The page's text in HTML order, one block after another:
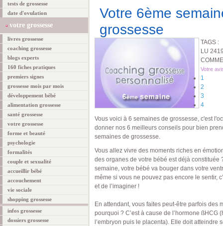
tests de grossesse
date d'ovulation
votre grossesse
livres grossesse
coaching grossesse
blogs experts
160 fiches pratiques
premiers signes
grossesse mois par mois
développement bébé
alimentation grossesse
santé grossesse
votre grossesse
forme et beauté
psychologie
formalités
couple et sexualité
accueillir bébé
accouchement
vie sociale
shopping grossesse
infos grossesse
dossiers grossesse
Votre 6ème
grossesse
TAGS :
LU
Votre
1
2
3
4
Vous voici à 6 semaines de grossesse, c'est
donner nos 6 meilleurs conseils pour bien
semaines de grossesse.
Vous allez vivre des moments riches en
des organes de votre bébé est déjà constituée
semaine, votre bébé va bouger dans votre
même si vous ne pouvez pas encore le sentir,
et de l’imaginer !
En attendant, vous faites peut-être parfois des
pourquoi ? C’est à cause de l’hormone ßHCG
l’embryon puis le placenta). Elle doit atteindre